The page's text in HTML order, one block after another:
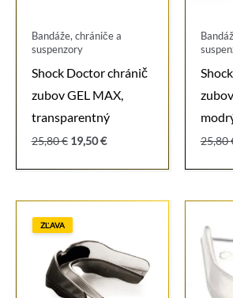
Bandáže, chrániče a
suspenzory
Shock Doctor chránič
zubov GEL MAX,
transparentný
25,80€ Pôvodná
bola:
19,50€Aktuálna
je:
25,80
ZĽAVA